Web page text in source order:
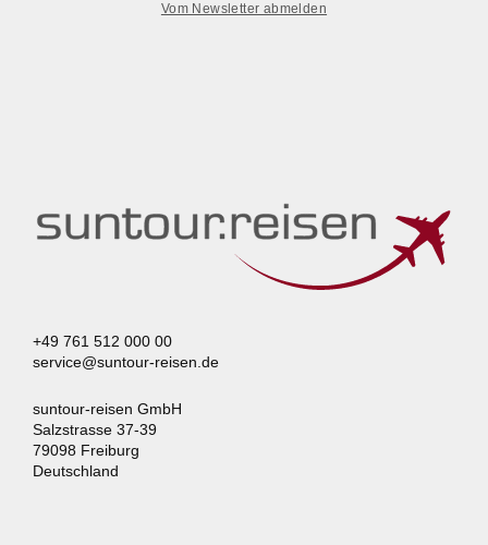
Vom Newsletter abmelden
+49 761 512 000 00
service@suntour-reisen.de
suntour-reisen GmbH
Salzstrasse 37-39
79098 Freiburg
Deutschland